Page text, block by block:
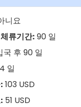
니요
류기간:90 일
국 후 90 일
일
103 USD
51 USD